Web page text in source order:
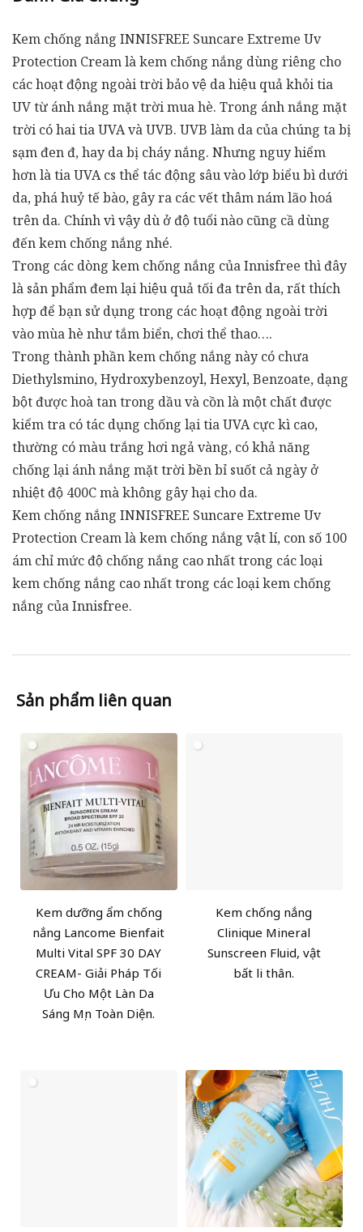
Kem chống nắng INNISFREE Suncare Extreme Uv
Protection Cream là kem chống nắng dùng riêng cho
các hoạt động ngoài trời bảo vệ da hiệu quả khỏi tia
UV từ ánh nắng mặt trời mua hè. Trong ánh nắng mặt
trời có hai tia UVA và UVB. UVB làm da của chúng ta bị
sạm đen đ, hay da bị cháy nắng. Nhưng nguy hiểm
hơn là tia UVA cs thể tác động sâu vào lớp biểu bì dưới
da, phá huỷ tế bào, gây ra các vết thâm nám lão hoá
trên da. Chính vì vậy dù ở độ tuổi nào cũng cầ dùng
đến kem chống nắng nhé.
Trong các dòng kem chống nắng của Innisfree thì đây
là sản phẩm đem lại hiệu quả tối đa trên da, rất thích
hợp để bạn sử dụng trong các hoạt động ngoài trời
vào mùa hè như tắm biển, chơi thể thao….
Trong thành phần kem chống nắng này có chưa
Diethylsmino, Hydroxybenzoyl, Hexyl, Benzoate, dạng
bột được hoà tan trong dầu và cồn là một chất được
kiểm tra có tác dụng chống lại tia UVA cực kì cao,
thường có màu trắng hơi ngả vàng, có khả năng
chống lại ánh nắng mặt trời bền bỉ suốt cả ngày ở
nhiệt độ 400C mà không gây hại cho da.
Kem chống nắng INNISFREE Suncare Extreme Uv
Protection Cream là kem chống nắng vật lí, con số 100
ám chỉ mức độ chống nắng cao nhất trong các loại
kem chống nắng cao nhất trong các loại kem chống
nắng của Innisfree.
Sản phẩm liên quan
Kem dưỡng ẩm chống
nắng Lancome Bienfait
Multi Vital SPF 30 DAY
CREAM- Giải Pháp Tối
Ưu Cho Một Làn Da
Sáng Mịn Toàn Diện.
Kem chống nắng
Clinique Mineral
Sunscreen Fluid, vật
bất li thân.